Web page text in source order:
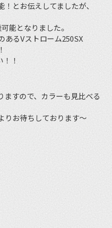
とお伝えしてましたが、
能となりました。
あるVストローム250SX
！
ますので、カラーも見比べる
りお待ちしております～